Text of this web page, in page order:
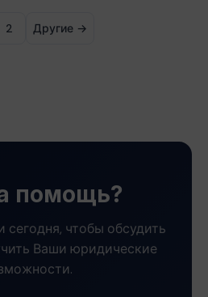
2 Другие →
помощь?
чтобы обсудить
Ваши юридические